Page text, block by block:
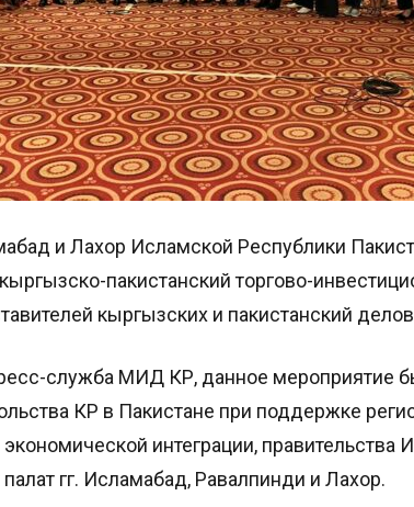
и Лахор Исламской Республики
пакистанский торгово-
кыргызских и пакистанский
служба МИД КР, данное мероприятие
КР в Пакистане при поддержке
экономической интеграции, правительства
гг. Исламабад, Равалпинди и Лахор.